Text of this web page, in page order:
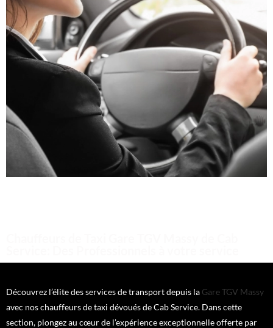
Découvrez l’élite des services de transport depuis la Gare TGV Massy
avec nos chauffeurs de taxi dévoués de Cab Service. Dans cette
section, plongez au cœur de l’expérience exceptionnelle offerte par